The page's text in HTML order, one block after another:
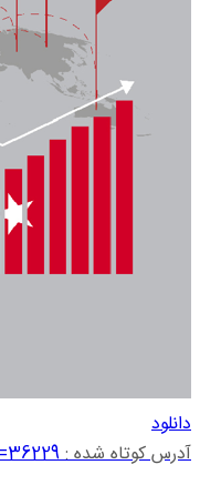
دانلود
آدرس کوتاه شده :